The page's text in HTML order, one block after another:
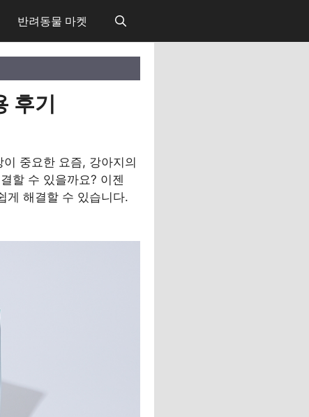
반려동물 마켓
후기
중요한 요즘, 강아지의
할 수 있을까요? 이젠
게 해결할 수 있습니다.